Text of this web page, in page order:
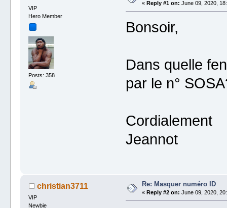
VIP
Hero Member
Posts: 358
« Reply #1 on: June 09, 2020,
Bonsoir,
Dans quelle
par le n°
Cordialement
Jeannot
christian3711
VIP
Newbie
Re: Masquer numéro ID
« Reply #2 on: June 09, 2020,